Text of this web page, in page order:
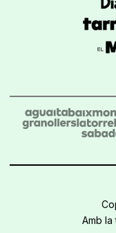
Amb